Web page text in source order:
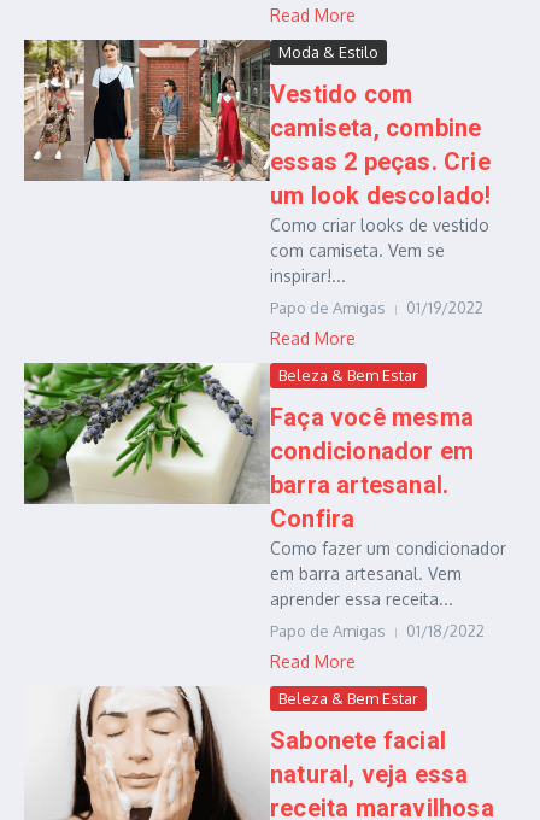
Read More
Moda & Estilo
Vestido com
camiseta, combine
essas 2 peças. Crie
um look descolado!
Como criar looks de vestido
com camiseta. Vem se
inspirar!...
Papo de Amigas 01/19/2022
Read More
Beleza & Bem Estar
Faça você mesma
condicionador em
barra artesanal.
Confira
Como fazer um condicionador
em barra artesanal. Vem
aprender essa receita...
Papo de Amigas 01/18/2022
Read More
Beleza & Bem Estar
Sabonete facial
natural, veja essa
receita maravilhosa